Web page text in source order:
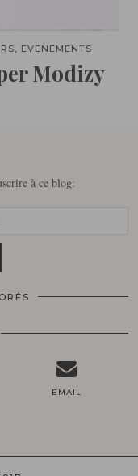
EVENEMENTS
Modizy
à ce blog:
EMAIL